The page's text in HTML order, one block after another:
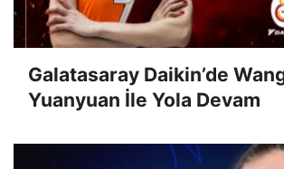
Galatasaray Daikin’de
Yuanyuan İle Yola Devam